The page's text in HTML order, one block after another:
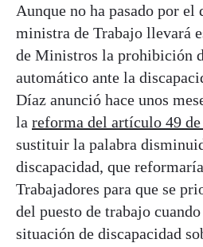
Aunque no ha pasado por
ministra de Trabajo llevará
de Ministros la prohibición
automático ante la
Díaz anunció hace unos
la reforma del artículo 49
sustituir la palabra
discapacidad, que
Trabajadores para que se
del puesto de trabajo
situación de discapacidad